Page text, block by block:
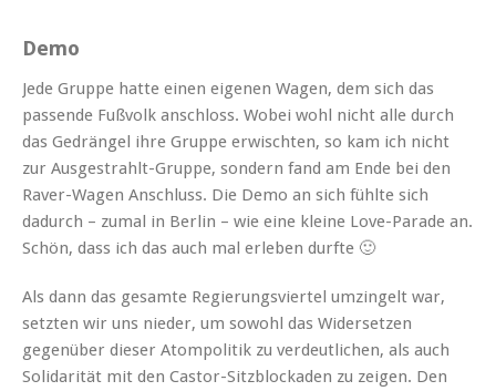
Demo
Jede Gruppe hat­te einen eige­nen Wagen, dem sich das
passende Fußvolk anschloss. Wobei wohl nicht alle durch
das Gedrän­gel ihre Gruppe erwis­cht­en, so kam ich nicht
zur Aus­ges­trahlt-Gruppe, son­dern fand am Ende bei den
Raver-Wagen Anschluss. Die Demo an sich fühlte sich
dadurch – zumal in Berlin – wie eine kleine Love-Parade an.
Schön, dass ich das auch mal erleben durfte 🙂
Als dann das gesamte Regierungsvier­tel umzin­gelt war,
set­zten wir uns nieder, um sowohl das Wider­set­zen
gegenüber dieser Atom­poli­tik zu verdeut­lichen, als auch
Sol­i­dar­ität mit den Cas­tor-Sitzblock­aden zu zeigen. Den